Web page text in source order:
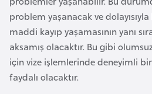
problem yaşanacak ve
maddi kayıp yaşamasının yanı
aksamış olacaktır. Bu gibi
için vize işlemlerinde deneyimli
faydalı olacaktır.
s
B
e
l